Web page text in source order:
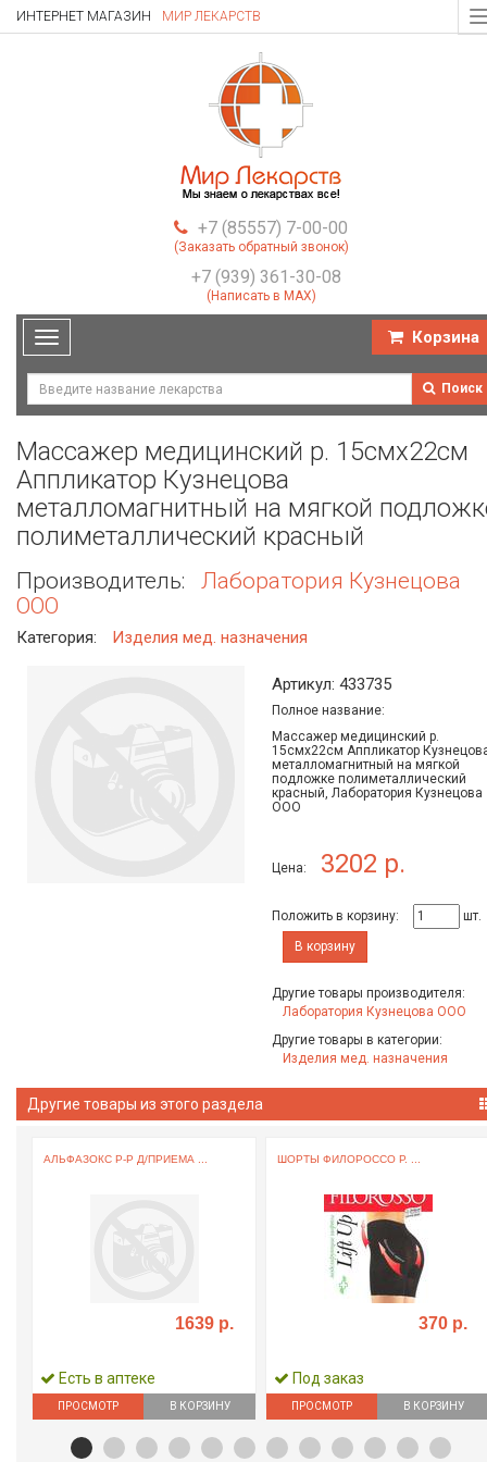
ИНТЕРНЕТ МАГАЗИН МИР ЛЕКАРСТВ
+7 (85557) 7-00-00
(Заказать обратный звонок)
+7 (939) 361-30-08
(Написать в MAX)
Toggle
navigation
Корзина
Поиск
Массажер медицинский р. 15смх22см
Аппликатор Кузнецова
металломагнитный на мягкой
полиметаллический красный
Производитель:
Лаборатория Кузнецова
ООО
Категория: Изделия мед. назначения
Артикул: 433735
Полное название:
Массажер медицинский р.
15смх22см Аппликатор
металломагнитный на мягкой
подложке полиметаллический
красный, Лаборатория Кузнецова
ООО
Цена: 3202 р.
Положить в корзину:
шт.
В корзину
Другие товары производителя:
Лаборатория Кузнецова ООО
Другие товары в категории:
Изделия мед. назначения
Другие товары из этого раздела
АЛЬФАЗОКС Р-Р Д/ПРИЕМА ...
1639 р.
Есть в аптеке
ПРОСМОТР В КОРЗИНУ
ШОРТЫ ФИЛОРОССО Р. ...
370 р.
Под заказ
ПРОСМОТР В КОРЗИНУ